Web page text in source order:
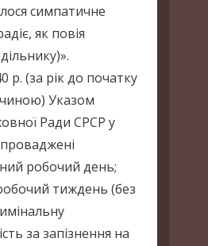
симпатичне
як повія
р. (за рік до початку
Указом
Ради СРСР у
робочий день;
тиждень (без
за запізнення на